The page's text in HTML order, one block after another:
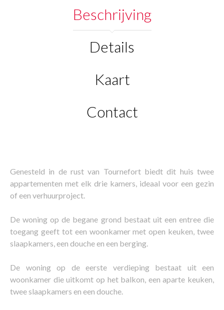
Beschrijving
Details
Kaart
Contact
Genesteld in de rust van Tournefort biedt dit huis twee
appartementen met elk drie kamers, ideaal voor een gezin
of een verhuurproject.
De woning op de begane grond bestaat uit een entree die
toegang geeft tot een woonkamer met open keuken, twee
slaapkamers, een douche en een berging.
De woning op de eerste verdieping bestaat uit een
woonkamer die uitkomt op het balkon, een aparte keuken,
twee slaapkamers en een douche.